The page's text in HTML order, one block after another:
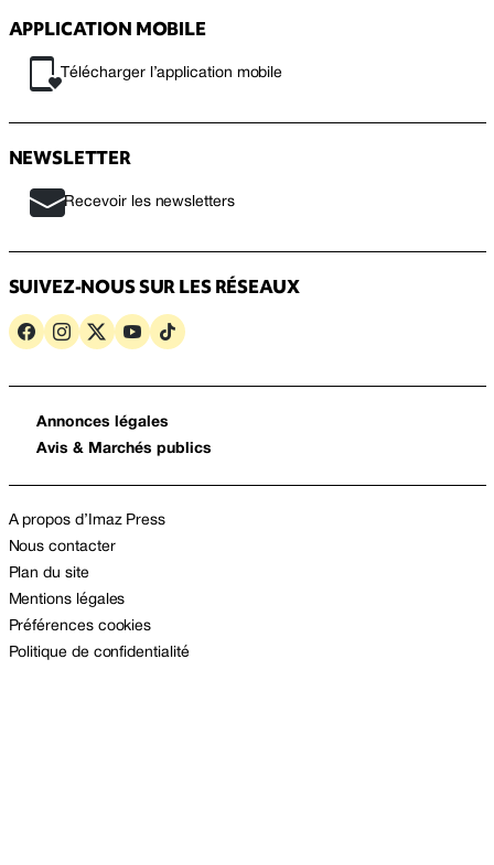
APPLICATION MOBILE
Télécharger l’application mobile
NEWSLETTER
Recevoir les newsletters
SUIVEZ-NOUS SUR LES RÉSEAUX
Annonces légales
Avis & Marchés publics
A propos d’Imaz Press
Nous contacter
Plan du site
Mentions légales
Préférences cookies
Politique de confidentialité